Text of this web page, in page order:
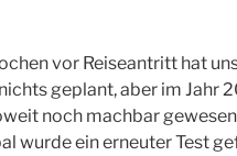
vor Reiseantritt hat
geplant, aber im Jahr
noch machbar
wurde ein erneuter Test